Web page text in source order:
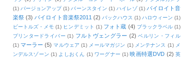
(1) バージョンアップ (1) バーンスタイン (1) ハイレゾ (1) バイロイト音
楽祭 (3) バイロイト音楽祭2011 (2) バックハウス (1) ハロウィーン (1)
ビートルズ・メモ (1) ヒンデミット (1) フォト蔵 (4) ブラックラベル (1)
プリンタードライバー (1) フルトヴェングラー (2) ベルリン・フィル
(1) マーラー (5) マルウェア (1) メールマガジン (1) メンテナンス (1) メ
ンデルスゾーン (1) よしおくん (1) ワーグナー (1) 映画特選DVD (2) 英